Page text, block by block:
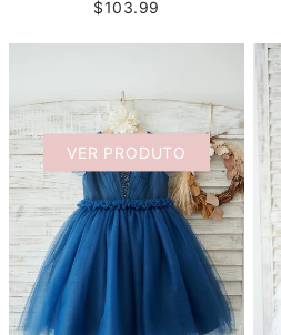
$103.99
VER PRODUTO